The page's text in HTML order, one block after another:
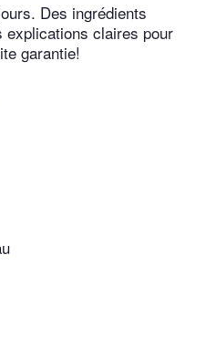
Des ingrédients
explications claires pour
garantie!